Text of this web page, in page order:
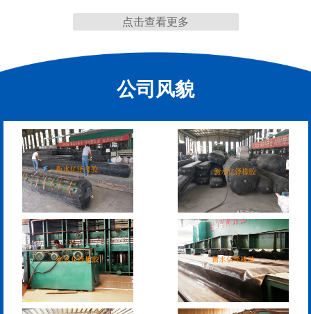
缝
缝
RG型桥梁伸缩缝
D40、60、80型桥梁伸
缩缝
点击查看更多
公司风貌